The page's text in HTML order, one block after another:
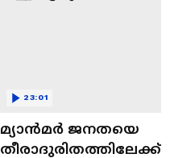
മ്യാൻമർ ജനതയെ
തീരാദുരിതത്തിലേക്ക്
23:01